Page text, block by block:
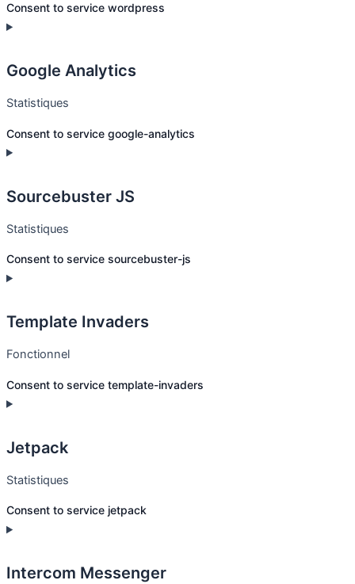
Consent to service wordpress
Google Analytics
Statistiques
Consent to service google-analytics
Sourcebuster JS
Statistiques
Consent to service sourcebuster-js
Template Invaders
Fonctionnel
Consent to service template-invaders
Jetpack
Statistiques
Consent to service jetpack
Intercom Messenger